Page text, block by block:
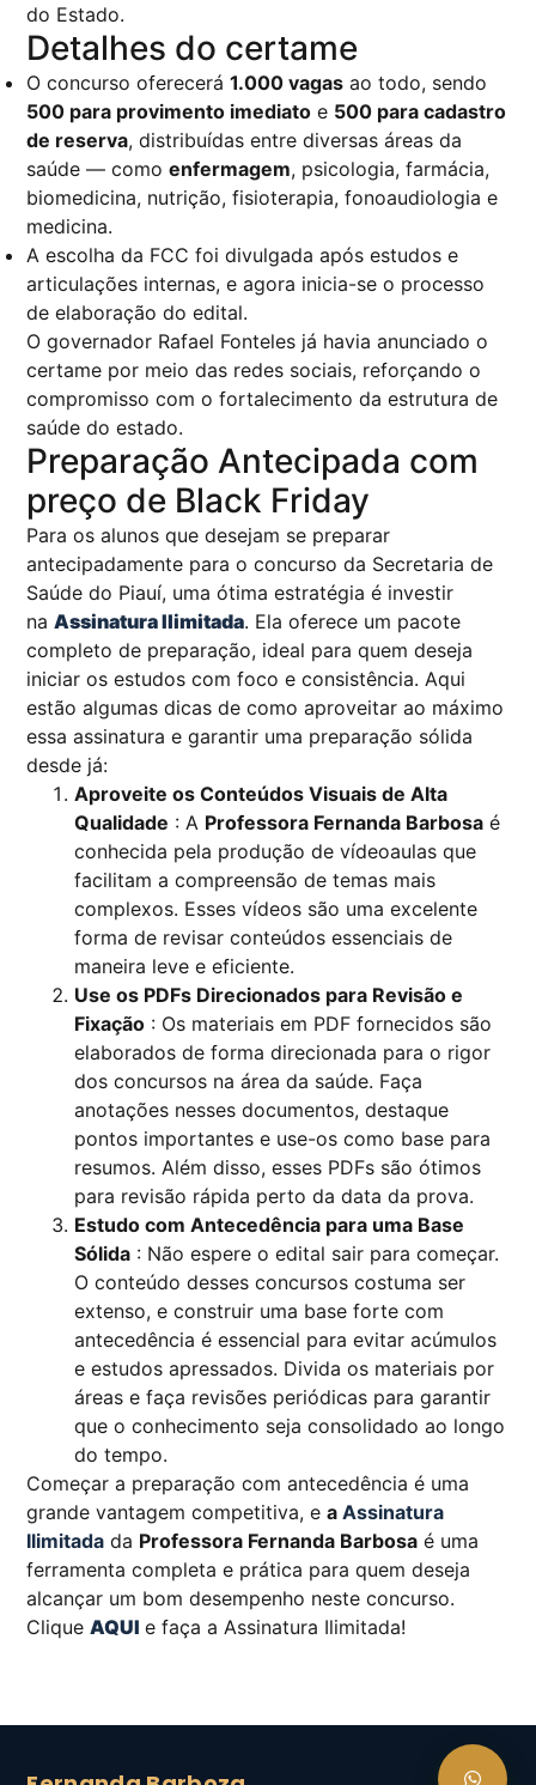
do Estado.
Detalhes do certame
O concurso oferecerá1.000 vagas ao todo, sendo
500 para provimento imediato e 500 para cadastro
de reserva, distribuídas entre diversas áreas da
saúde — comoenfermagem, psicologia, farmácia,
biomedicina, nutrição, fisioterapia, fonoaudiologia e
medicina.
A escolha da FCC foi divulgada após estudos e
articulações internas, e agora inicia-se o processo
de elaboração do edital.
O governador Rafael Fonteles já havia anunciado o
certame por meio das redes sociais, reforçando o
compromisso com o fortalecimento da estrutura de
saúde do estado.
Preparação Antecipada com
preço de Black Friday
Para os alunos que desejam se preparar
antecipadamente para o concurso da Secretaria de
Saúde do Piauí, uma ótima estratégia é investir
naAssinatura Ilimitada. Ela oferece um pacote
completo de preparação, ideal para quem deseja
iniciar os estudos com foco e consistência. Aqui
estão algumas dicas de como aproveitar ao máximo
essa assinatura e garantir uma preparação sólida
desde já:
Aproveite os Conteúdos Visuais de Alta
Qualidade : A Professora Fernanda Barbosa é
conhecida pela produção de vídeoaulas que
facilitam a compreensão de temas mais
complexos. Esses vídeos são uma excelente
forma de revisar conteúdos essenciais de
maneira leve e eficiente.
Use os PDFs Direcionados para Revisão e
Fixação : Os materiais em PDF fornecidos são
elaborados de forma direcionada para o rigor
dos concursos na área da saúde. Faça
anotações nesses documentos, destaque
pontos importantes e use-os como base para
resumos. Além disso, esses PDFs são ótimos
para revisão rápida perto da data da prova.
Estudo com Antecedência para uma Base
Sólida : Não espere o edital sair para começar.
O conteúdo desses concursos costuma ser
extenso, e construir uma base forte com
antecedência é essencial para evitar acúmulos
e estudos apressados. Divida os materiais por
áreas e faça revisões periódicas para garantir
que o conhecimento seja consolidado ao longo
do tempo.
Começar a preparação com antecedência é uma
grande vantagem competitiva, eaAssinatura
Ilimitada da Professora Fernanda Barbosa é uma
ferramenta completa e prática para quem deseja
alcançar um bom desempenho neste concurso.
CliqueAQUI e faça a Assinatura Ilimitada!